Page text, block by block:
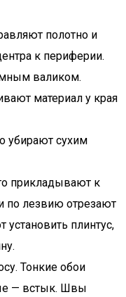
полотно и
к периферии.
валиком.
материал у края
убирают сухим
прикладывают к
по лезвию отрезают
плинтус,
Тонкие обои
— встык. Швы